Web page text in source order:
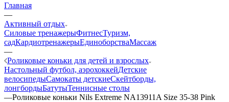
Главная
—
Активный отдых
Силовые тренажерыФитнесТуризм,
садКардиотренажерыЕдиноборстваМассаж
—
Роликовые коньки для детей и взрослых
Настольный футбол, аэрохоккейДетские
велосипедыСамокаты детскиеСкейтборды,
лонгбордыБатутыТеннисные столы
—Роликовые коньки Nils Extreme NA13911A Size 35-38 Pink